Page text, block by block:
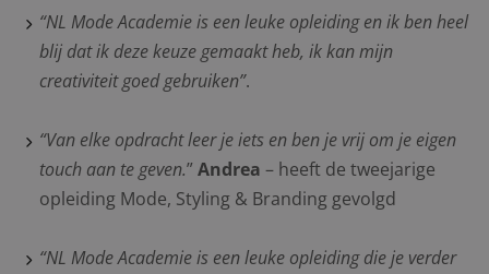
“NL Mode Academie is een leuke opleiding en ik ben heel
blij dat ik deze keuze gemaakt heb, ik kan mijn
creativiteit goed gebruiken”.
“Van elke opdracht leer je iets en ben je vrij om je eigen
touch aan te geven.”Andrea – heeft de tweejarige
opleiding Mode, Styling & Branding gevolgd
“NL Mode Academie is een leuke opleiding die je verder